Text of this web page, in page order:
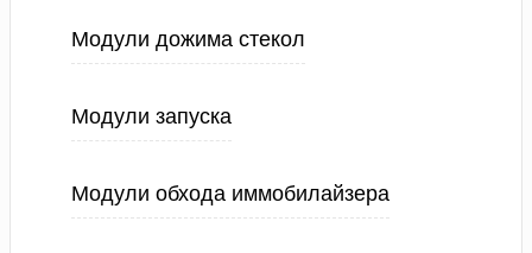
Модули дожима стекол
Модули запуска
Модули обхода иммобилайзера